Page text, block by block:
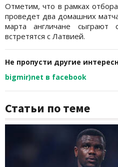
Отметим, что в рамках
проведет два домашних
марта англичане
встретятся с Латвией.
Не пропусти другие
bigmir)net в facebook
Статьи по теме